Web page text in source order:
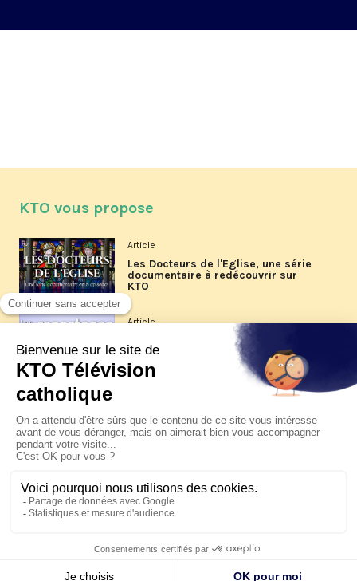
KTO vous propose
Article
Les Docteurs de l'Église, une série
documentaire à redécouvrir sur
KTO
Article
Les reportages d'été 2026 de KTO
La visite pastorale du pape Léon
XIV à Assise à suivre sur KTO le
jeudi 6 août
Le pape en Uruguay, Argentine et
Pérou du 6 au 17 novembre 2026